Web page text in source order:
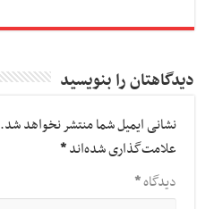
دیدگاهتان را بنویسید
نشانی ایمیل شما منتشر نخواهد شد.
علامت‌گذاری شده‌اند*
دیدگاه*